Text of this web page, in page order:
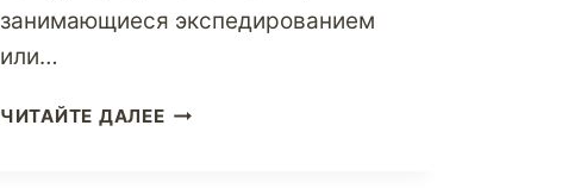
занимающиеся экспедированием
или…
ЧИТАЙТЕ ДАЛЕЕРАЗВИВАЙТЕ